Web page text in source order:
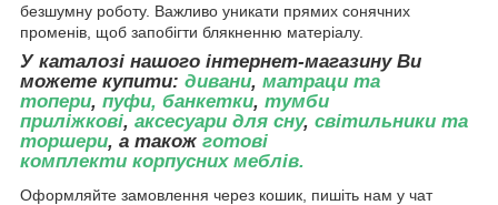
безшумну роботу. Важливо уникати прямих сонячних
променів, щоб запобігти блякненню матеріалу.
У каталозі нашого інтернет-магазину Ви
можете купити: дивани, матраци та
топери, пуфи, банкетки, тумби
приліжкові, аксесуари для сну, світильники та
торшери, а також готові
комплекти корпусних меблів.
Оформляйте замовлення через кошик, пишіть нам у чат